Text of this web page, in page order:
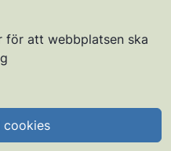
för att webbplatsen ska
cookies